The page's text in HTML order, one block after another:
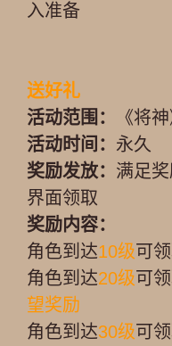
入准备
送好礼
活动范围：
《将
活动时间： 永久
奖励发放： 满足
界面领取
奖励内容：
角色到达10级可
角色到达20级可
望奖励
角色到达30级可